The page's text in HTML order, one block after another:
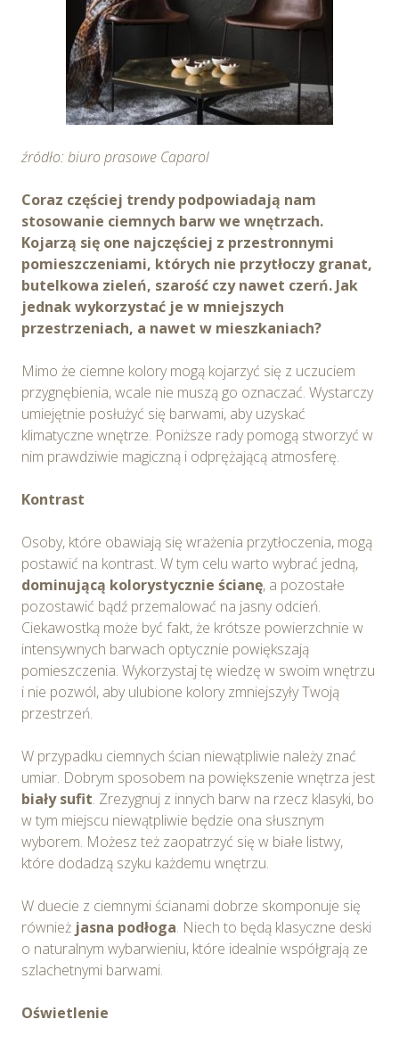
źródło: biuro prasowe Caparol
Coraz częściej trendy podpowiadają nam
stosowanie ciemnych barw we wnętrzach.
Kojarzą się one najczęściej z przestronnymi
pomieszczeniami, których nie przytłoczy granat,
butelkowa zieleń, szarość czy nawet czerń. Jak
jednak wykorzystać je w mniejszych
przestrzeniach, a nawet w mieszkaniach?
Mimo że ciemne kolory mogą kojarzyć się z uczuciem
przygnębienia, wcale nie muszą go oznaczać. Wystarczy
umiejętnie posłużyć się barwami, aby uzyskać
klimatyczne wnętrze. Poniższe rady pomogą stworzyć w
nim prawdziwie magiczną i odprężającą atmosferę.
Kontrast
Osoby, które obawiają się wrażenia przytłoczenia, mogą
postawić na kontrast. W tym celu warto wybrać jedną,
dominującą kolorystycznie ścianę, a pozostałe
pozostawić bądź przemalować na jasny odcień.
Ciekawostką może być fakt, że krótsze powierzchnie w
intensywnych barwach optycznie powiększają
pomieszczenia. Wykorzystaj tę wiedzę w swoim wnętrzu
i nie pozwól, aby ulubione kolory zmniejszyły Twoją
przestrzeń.
W przypadku ciemnych ścian niewątpliwie należy znać
umiar. Dobrym sposobem na powiększenie wnętrza jest
biały sufit. Zrezygnuj z innych barw na rzecz klasyki, bo
w tym miejscu niewątpliwie będzie ona słusznym
wyborem. Możesz też zaopatrzyć się w białe listwy,
które dodadzą szyku każdemu wnętrzu.
W duecie z ciemnymi ścianami dobrze skomponuje się
również jasna podłoga. Niech to będą klasyczne deski
o naturalnym wybarwieniu, które idealnie współgrają ze
szlachetnymi barwami.
Oświetlenie